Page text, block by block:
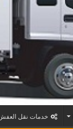
خدمات نقل